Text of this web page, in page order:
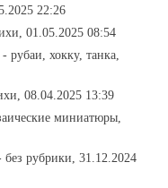
22:26
01.05.2025 08:54
- рубаи, хокку, танка,
08.04.2025 13:39
миниатюры,
без рубрики, 31.12.2024